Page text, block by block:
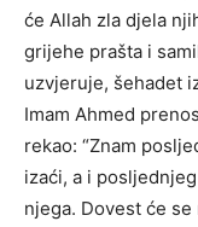
će Allah zla djela
grijehe prašta i
uzvjeruje, šehadet
Imam Ahmed
rekao: “Znam
izaći, a i
njega. Dovest će